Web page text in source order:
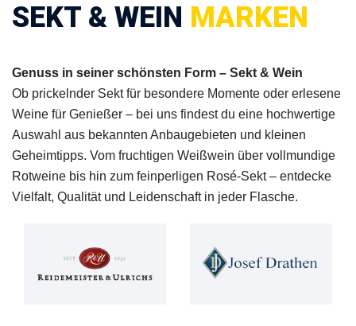
SEKT & WEIN MARKEN
Genuss in seiner schönsten Form – Sekt & Wein
Ob prickelnder Sekt für besondere Momente oder erlesene
Weine für Genießer – bei uns findest du eine hochwertige
Auswahl aus bekannten Anbaugebieten und kleinen
Geheimtipps. Vom fruchtigen Weißwein über vollmundige
Rotweine bis hin zum feinperligen Rosé-Sekt – entdecke
Vielfalt, Qualität und Leidenschaft in jeder Flasche.